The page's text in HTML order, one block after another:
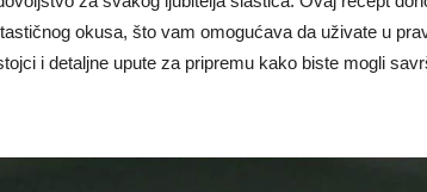
okusa, što vam omogućava da uživate u
i detaljne upute za pripremu kako biste mogli